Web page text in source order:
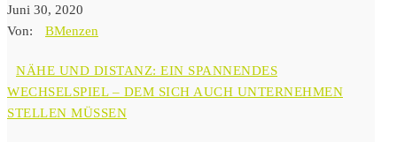
Juni 30, 2020
Von:
BMenzen
NÄHE UND DISTANZ: EIN SPANNENDES
WECHSELSPIEL – DEM SICH AUCH UNTERNEHMEN
STELLEN MÜSSEN